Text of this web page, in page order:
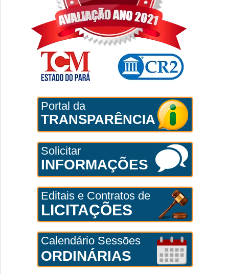
Portal da
TRANSPARÊNCIA
Solicitar
INFORMAÇÕES
Editais e Contratos de
LICITAÇÕES
Calendário Sessões
ORDINÁRIAS